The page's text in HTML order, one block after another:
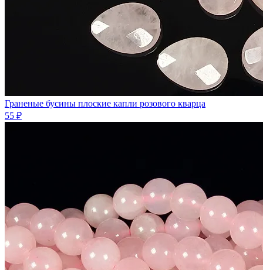
Граненые бусины плоские капли розового кварца
55 ₽